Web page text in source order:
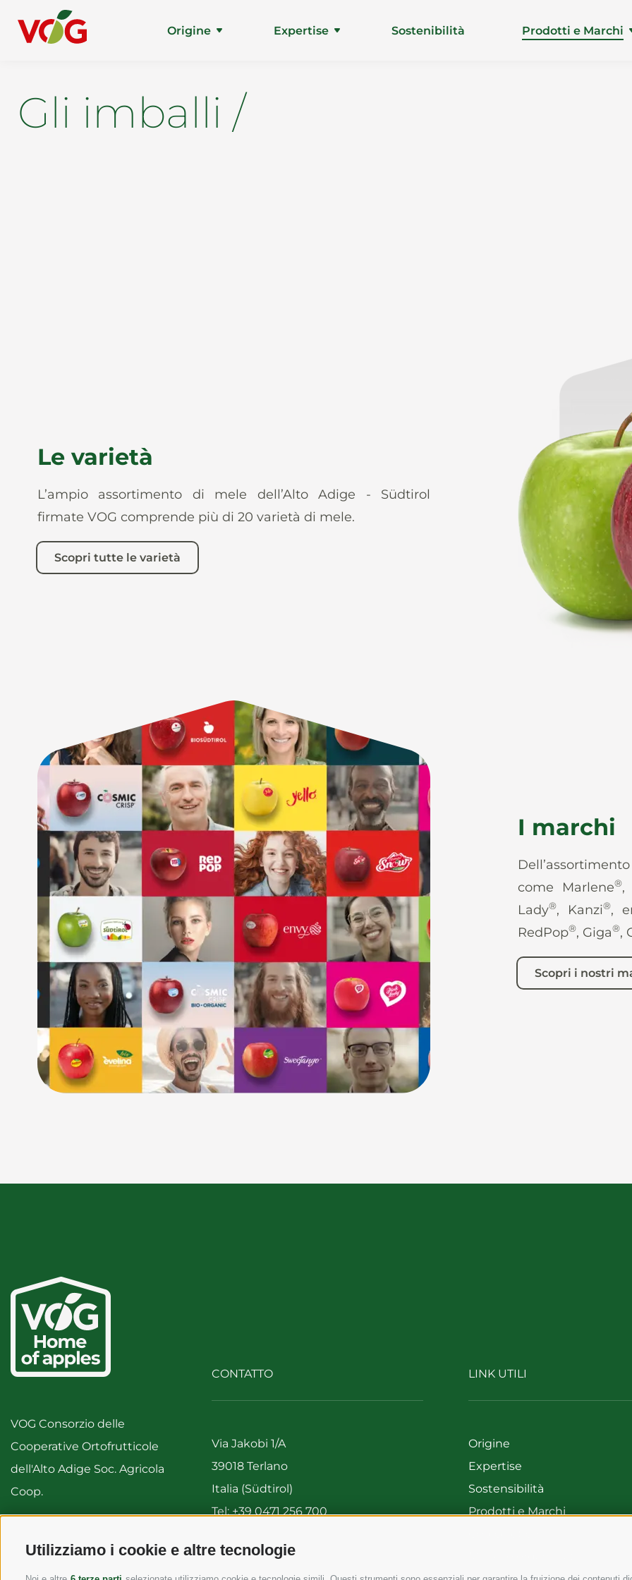
Utilizziamo i cookie e altre tecnologie
Origine Expertise Sostenibilità Prodotti e Marchi
Gli imballi /
Le varietà
L’ampio assortimento di mele dell’Alto Adige - Südtirol
firmate VOG comprende più di 20 varietà di mele.
Scopri tutte le varietà
I marchi
come Marlene®,
Lady®, Kanzi®,
RedPop®, Giga®,
Scopri i nostri
VOG Consorzio delle
Cooperative Ortofrutticole
dell'Alto Adige Soc. Agricola
Coop.
CONTATTO
Via Jakobi 1/A
39018 Terlano
Italia (Südtirol)
Tel:+39 0471 256 700
info@vog.it
LINK UTILI
Origine
Expertise
Sostensibilità
Prodotti e Marchi